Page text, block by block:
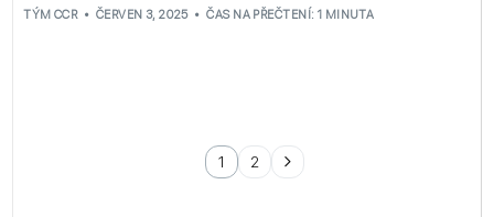
TÝM CCR ČERVEN 3, 2025 ČAS NA PŘEČTENÍ: 1 MINUTA
1 2